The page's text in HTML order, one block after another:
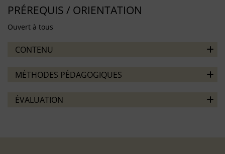
PRÉREQUIS / ORIENTATION
Ouvert à tous
CONTENU
MÉTHODES PÉDAGOGIQUES
ÉVALUATION